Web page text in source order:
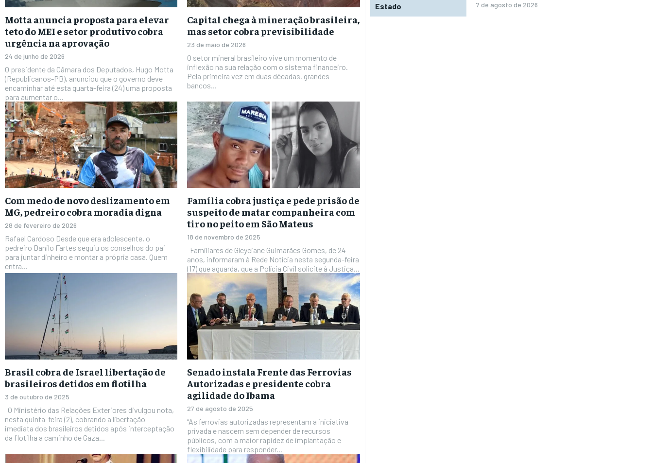
Motta anuncia proposta para elevar
teto do MEI e setor produtivo cobra
urgência na aprovação
24 de junho de 2026
O presidente da Câmara dos Deputados, Hugo Motta
(Republicanos-PB), anunciou que o governo deve
encaminhar até esta quarta-feira (24) uma proposta
para aumentar o...
Capital chega à mineração brasileira,
mas setor cobra previsibilidade
23 de maio de 2026
O setor mineral brasileiro vive um momento de
inflexão na sua relação com o sistema financeiro.
Pela primeira vez em duas décadas, grandes
bancos...
Com medo de novo deslizamento em
MG, pedreiro cobra moradia digna
28 de fevereiro de 2026
Rafael Cardoso Desde que era adolescente, o
pedreiro Danilo Fartes seguiu os conselhos do pai
para juntar dinheiro e montar a própria casa. Quem
entra...
Família cobra justiça e pede prisão de
suspeito de matar companheira com
tiro no peito em São Mateus
18 de novembro de 2025
anos, informaram à Rede Notícia nesta segunda-feira
(17) que aguarda, que a Polícia Civil solicite à Justiça...
Brasil cobra de Israel libertação de
brasileiros detidos em flotilha
3 de outubro de 2025
nesta quinta-feira (2), cobrando a libertação
imediata dos brasileiros detidos após interceptação
da flotilha a caminho de Gaza...
Senado instala Frente das Ferrovias
Autorizadas e presidente cobra
agilidade do Ibama
27 de agosto de 2025
“As ferrovias autorizadas representam a iniciativa
privada e nascem sem depender de recursos
públicos, com a maior rapidez de implantação e
flexibilidade para responder...
Estado 7 de agosto de 2026